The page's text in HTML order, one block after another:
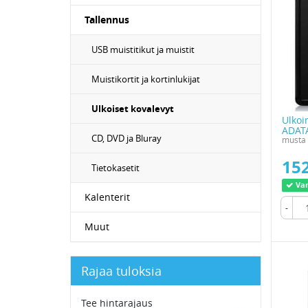
Tallennus
USB muistitikut ja muistit
Muistikortit ja kortinlukijat
Ulkoiset kovalevyt
CD, DVD ja Bluray
Tietokasetit
Kalenterit
Muut
Rajaa tuloksia
Tee hintarajaus
musta
-